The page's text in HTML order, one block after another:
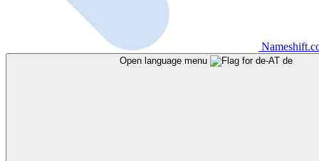
Open language menu de